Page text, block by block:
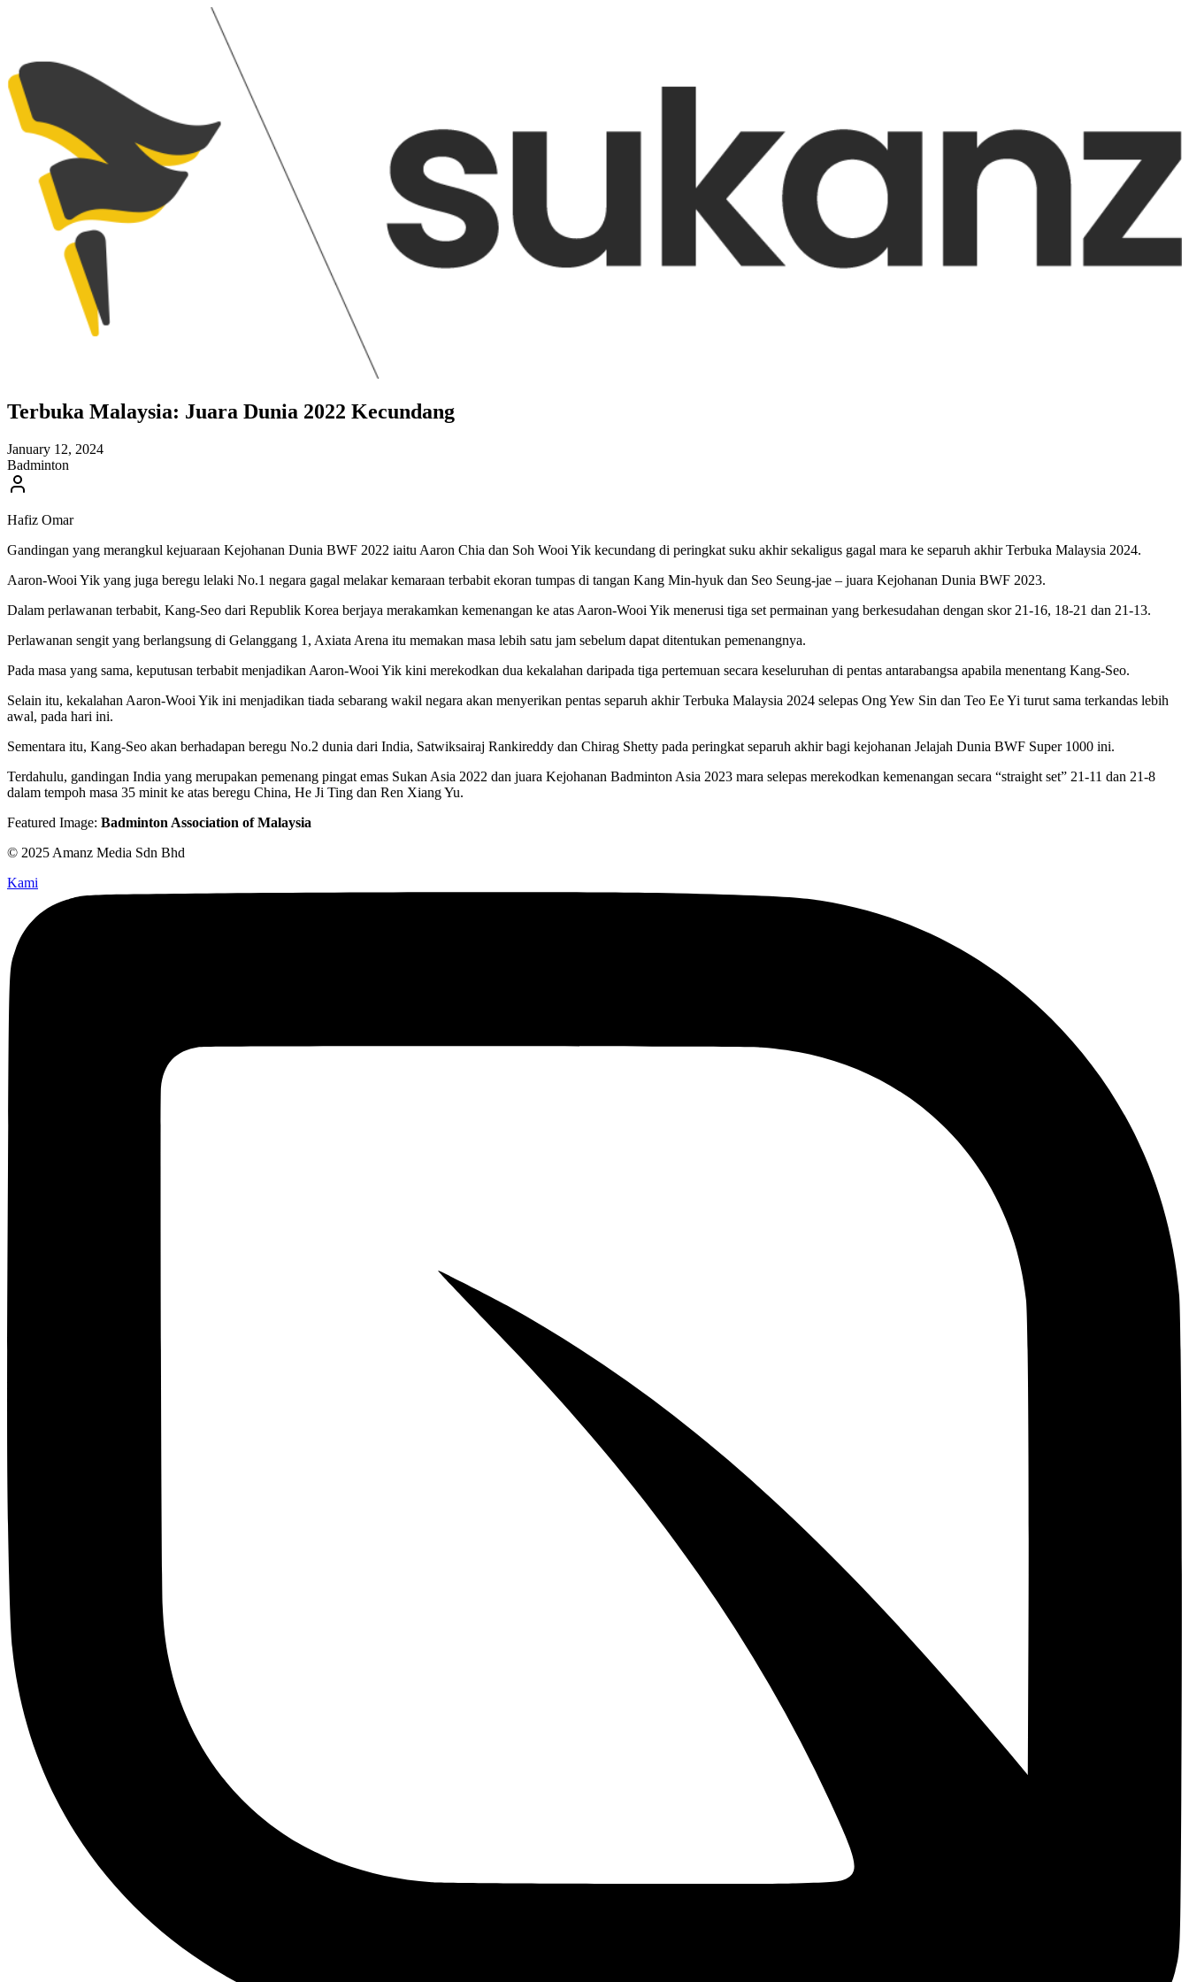
Terbuka Malaysia: Juara Dunia 2022 Kecundang
January 12, 2024
Badminton
Hafiz Omar
Gandingan yang merangkul kejuaraan Kejohanan Dunia BWF 2022 iaitu Aaron Chia dan Soh Wooi Yik kecundang di peringkat suku akhir sekaligus gagal mara ke separuh akhir Terbuka Malaysia 2024.
Aaron-Wooi Yik yang juga beregu lelaki No.1 negara gagal melakar kemaraan terbabit ekoran tumpas di tangan Kang Min-hyuk dan Seo Seung-jae – juara Kejohanan Dunia BWF 2023.
Dalam perlawanan terbabit, Kang-Seo dari Republik Korea berjaya merakamkan kemenangan ke atas Aaron-Wooi Yik menerusi tiga set permainan yang berkesudahan dengan skor 21-16, 18-21 dan 21-13.
Perlawanan sengit yang berlangsung di Gelanggang 1, Axiata Arena itu memakan masa lebih satu jam sebelum dapat ditentukan pemenangnya.
Pada masa yang sama, keputusan terbabit menjadikan Aaron-Wooi Yik kini merekodkan dua kekalahan daripada tiga pertemuan secara keseluruhan di pentas antarabangsa apabila menentang Kang-Seo.
Selain itu, kekalahan Aaron-Wooi Yik ini menjadikan tiada sebarang wakil negara akan menyerikan pentas separuh akhir Terbuka Malaysia 2024 selepas Ong Yew Sin dan Teo Ee Yi turut sama terkandas lebih
awal, pada hari ini.
Sementara itu, Kang-Seo akan berhadapan beregu No.2 dunia dari India, Satwiksairaj Rankireddy dan Chirag Shetty pada peringkat separuh akhir bagi kejohanan Jelajah Dunia BWF Super 1000 ini.
Terdahulu, gandingan India yang merupakan pemenang pingat emas Sukan Asia 2022 dan juara Kejohanan Badminton Asia 2023 mara selepas merekodkan kemenangan secara “straight set” 21-11 dan 21-8
dalam tempoh masa 35 minit ke atas beregu China, He Ji Ting dan Ren Xiang Yu.
Featured Image: Badminton Association of Malaysia
© 2025 Amanz Media Sdn Bhd
Kami